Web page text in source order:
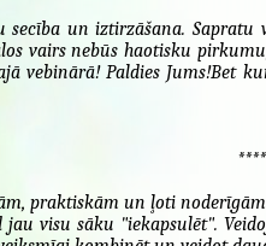
un iztirzāšana.
vairs nebūs haotisku
vebinārā! Paldies Jums!Bet
praktiskām un ļoti
jau visu sāku "iekapsulēt".